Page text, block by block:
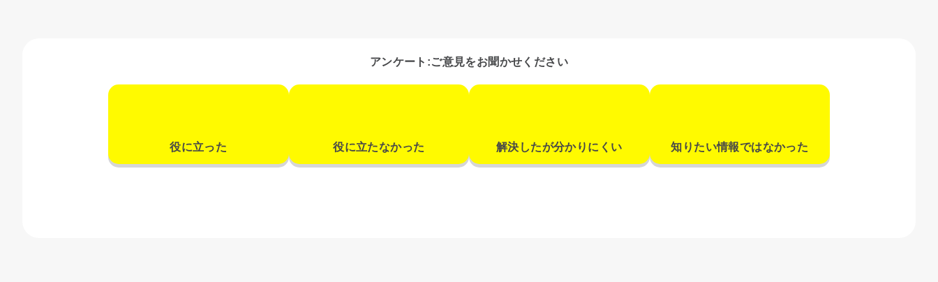
アンケート:ご意見をお聞かせください
役に立った 役に立たなかった 解決したが分かりにくい 知りたい情報ではなかった